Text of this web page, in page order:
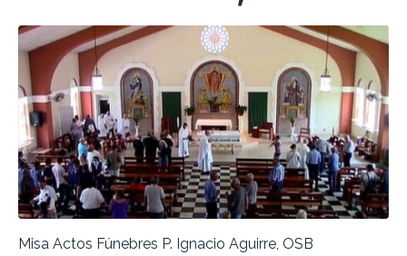
Misa Actos Fúnebres P. Ignacio Aguirre, OSB